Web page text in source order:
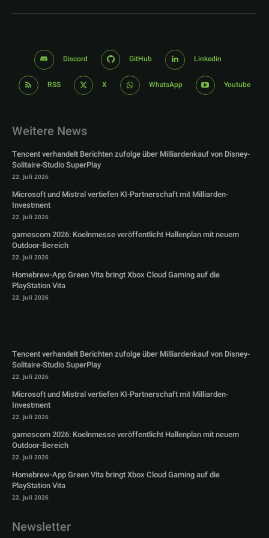
Discord GitHub Linkedin
RSS X WhatsApp Youtube
Weitere News
Tencent verhandelt Berichten zufolge über Milliardenkauf von Disney-
Solitaire-Studio SuperPlay
22. Juli 2026
Microsoft und Mistral vertiefen KI-Partnerschaft mit Milliarden-
Investment
22. Juli 2026
gamescom 2026: Koelnmesse veröffentlicht Hallenplan mit neuem
Outdoor-Bereich
22. Juli 2026
Homebrew-App Green Vita bringt Xbox Cloud Gaming auf die
PlayStation Vita
22. Juli 2026
Tencent verhandelt Berichten zufolge über Milliardenkauf von Disney-
Solitaire-Studio SuperPlay
22. Juli 2026
Microsoft und Mistral vertiefen KI-Partnerschaft mit Milliarden-
Investment
22. Juli 2026
gamescom 2026: Koelnmesse veröffentlicht Hallenplan mit neuem
Outdoor-Bereich
22. Juli 2026
Homebrew-App Green Vita bringt Xbox Cloud Gaming auf die
PlayStation Vita
22. Juli 2026
Newsletter